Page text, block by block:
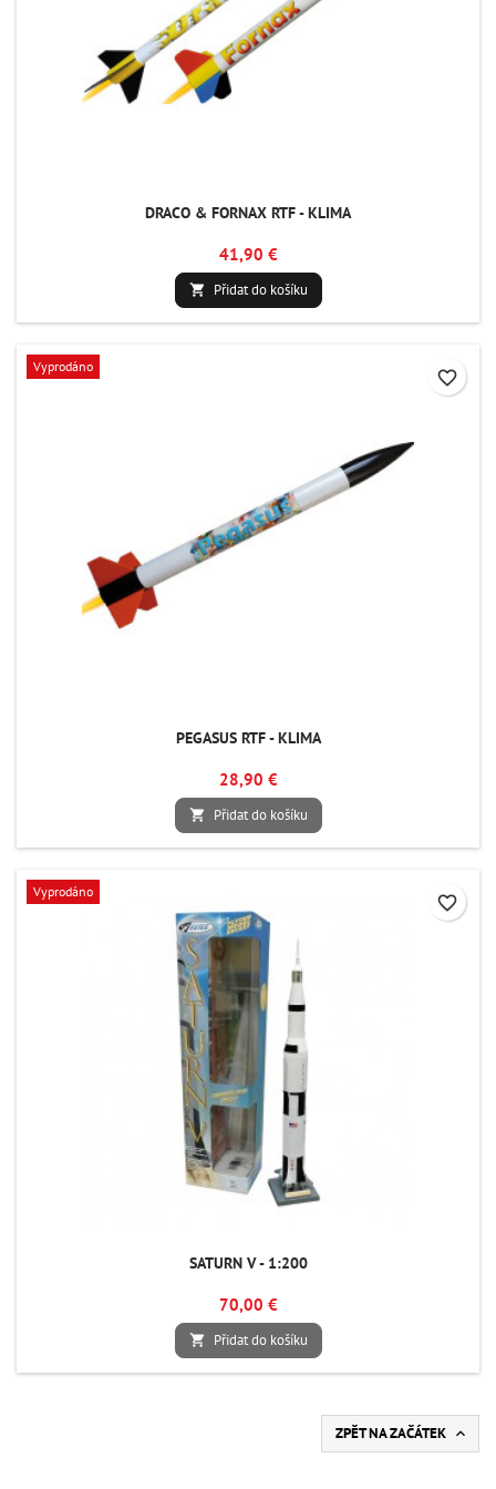
DRACO & FORNAX RTF - KLIMA
41,90 €
 Přidat do košíku
Vyprodáno
PEGASUS RTF - KLIMA
28,90 €
 Přidat do košíku
favorite_border
Vyprodáno
SATURN V - 1:200
70,00 €
 Přidat do košíku
favorite_border
ZPĚT NA ZAČÁTEK 